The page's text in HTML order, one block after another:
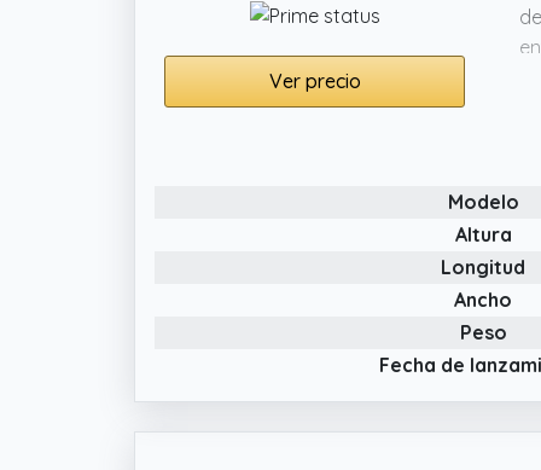
Ver precio
Modelo
Altura
Longitud
Ancho
Peso
Fecha de